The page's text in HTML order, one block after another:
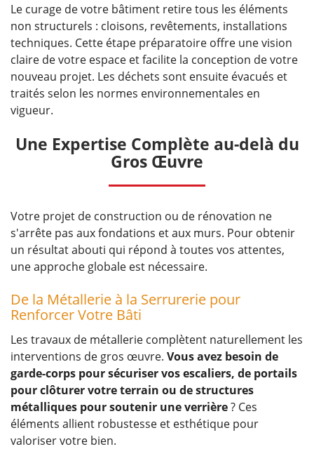
Le curage de votre bâtiment retire tous les éléments
non structurels : cloisons, revêtements, installations
techniques. Cette étape préparatoire offre une vision
claire de votre espace et facilite la conception de votre
nouveau projet. Les déchets sont ensuite évacués et
traités selon les normes environnementales en
vigueur.
Une Expertise Complète au-delà du
Gros Œuvre
Votre projet de construction ou de rénovation ne
s'arrête pas aux fondations et aux murs. Pour obtenir
un résultat abouti qui répond à toutes vos attentes,
une approche globale est nécessaire.
De la Métallerie à la Serrurerie pour
Renforcer Votre Bâti
Les travaux de métallerie complètent naturellement les
interventions de gros œuvre. Vous avez besoin de
garde-corps pour sécuriser vos escaliers, de portails
pour clôturer votre terrain ou de structures
métalliques pour soutenir une verrière? Ces
éléments allient robustesse et esthétique pour
valoriser votre bien.